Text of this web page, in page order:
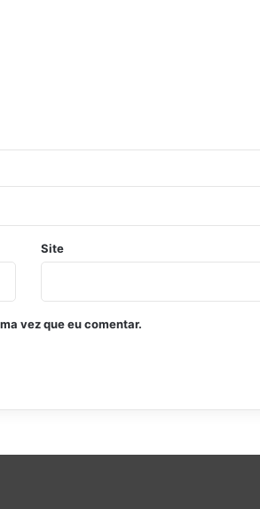
Site
vez que eu comentar.